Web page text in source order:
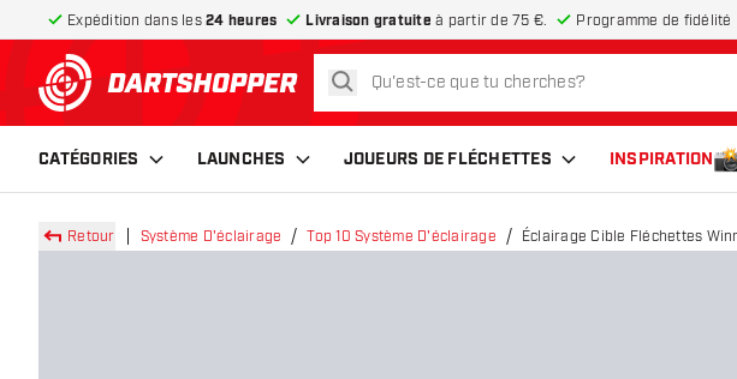
Expédition dans les 24 heures Livraison gratuite à partir de 75 €. Programme de fidélité
retour à la page d’accueil
rechercher
CATÉGORIES LAUNCHES JOUEURS DE FLÉCHETTES INSPIRATION
Retour Système D'éclairage Top 10 Système D'éclairage Éclairage Cible Fléchettes